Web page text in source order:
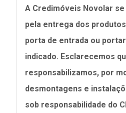
A Credimóveis Novolar
pela entrega dos
porta de entrada ou
indicado. Esclarecemos
responsabilizamos, por
desmontagens e
sob responsabilidade do